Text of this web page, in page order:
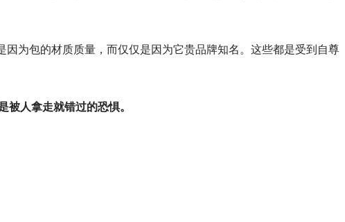
为包的材质质量，而仅仅是因为它贵品牌知名。这些都是受到自尊
人拿走就错过的恐惧。